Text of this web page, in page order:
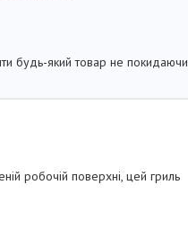
будь-який товар не покидаючи
робочій поверхні, цей гриль